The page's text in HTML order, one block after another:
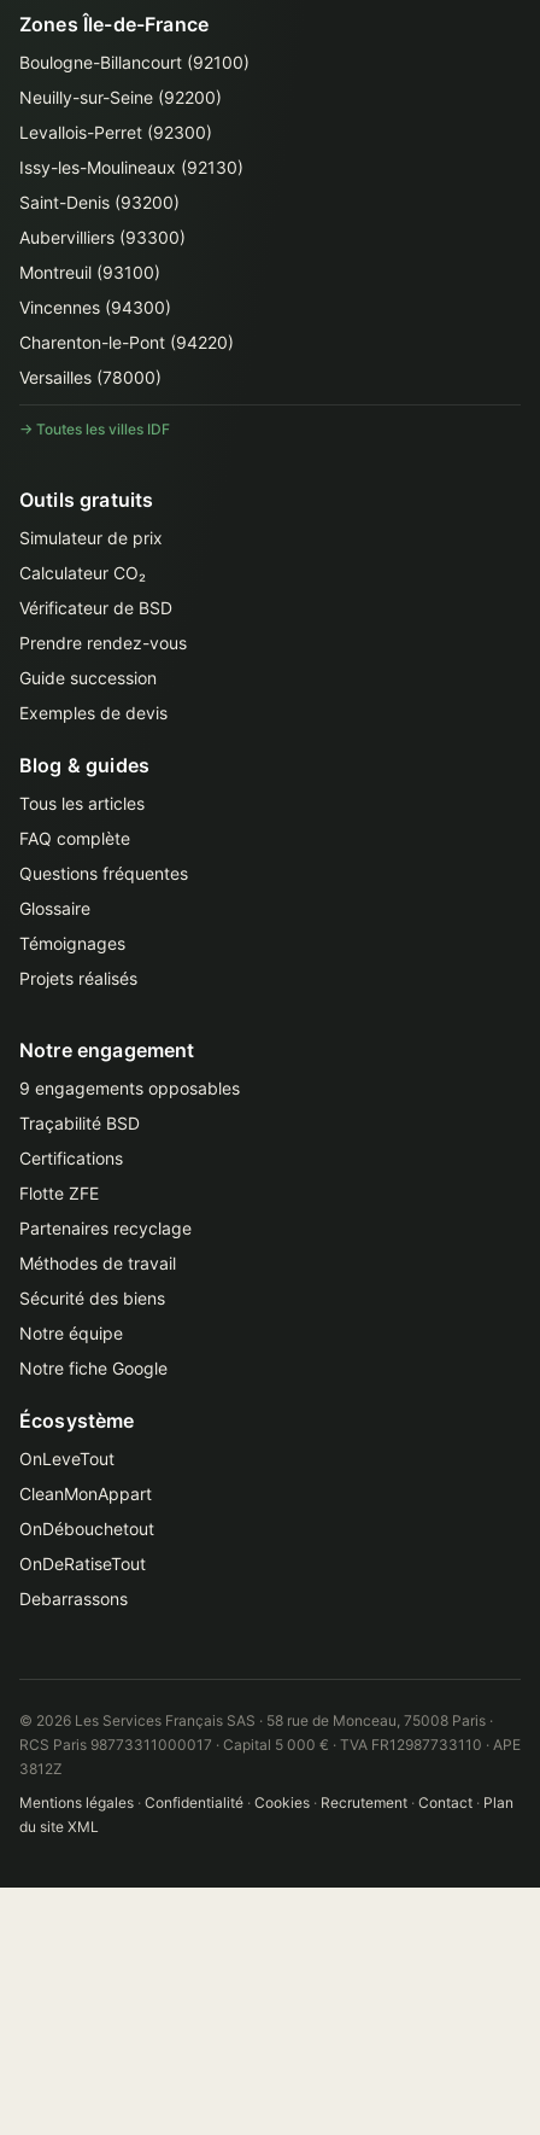
Zones Île-de-France
Boulogne-Billancourt (92100)
Neuilly-sur-Seine (92200)
Levallois-Perret (92300)
Issy-les-Moulineaux (92130)
Saint-Denis (93200)
Aubervilliers (93300)
Montreuil (93100)
Vincennes (94300)
Charenton-le-Pont (94220)
Versailles (78000)
→ Toutes les villes IDF
Outils gratuits
Simulateur de prix
Calculateur CO₂
Vérificateur de BSD
Prendre rendez-vous
Guide succession
Exemples de devis
Blog & guides
Tous les articles
FAQ complète
Questions fréquentes
Glossaire
Témoignages
Projets réalisés
Notre engagement
9 engagements opposables
Traçabilité BSD
Certifications
Flotte ZFE
Partenaires recyclage
Méthodes de travail
Sécurité des biens
Notre équipe
Notre fiche Google
Écosystème
OnLeveTout
CleanMonAppart
OnDébouchetout
OnDeRatiseTout
Debarrassons
© 2026 Les Services Français SAS · 58 rue de Monceau, 75008 Paris ·
RCS Paris 98773311000017 · Capital 5 000 € · TVA FR12987733110 · APE
3812Z
Mentions légales · Confidentialité · Cookies · Recrutement · Contact · Plan
du site XML